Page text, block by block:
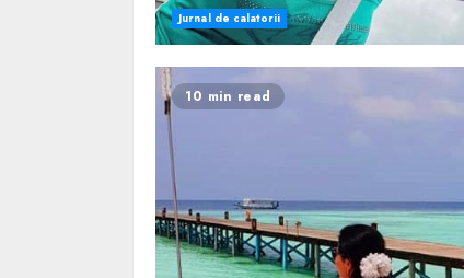
Jurnal de calatorii
10 min read